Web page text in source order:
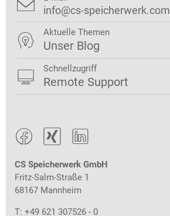
  
CS Speicherwerk GmbH
Fritz-Salm-Straße 1
68167 Mannheim
T: +49 621 307526 - 0
 info@cs-speicherwerk.com
 Aktuelle Themen
Unser Blog
 Schnellzugriff
Remote Support